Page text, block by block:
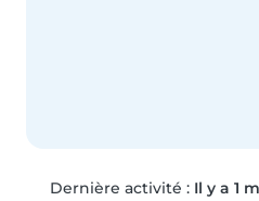
Dernière activité : Il y a 1